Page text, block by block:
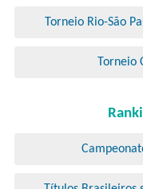
Torneio Rio-São
Torneio